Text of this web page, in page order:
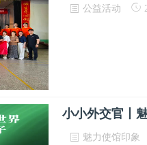
公益活动
小小外交官丨
魅力使馆印象